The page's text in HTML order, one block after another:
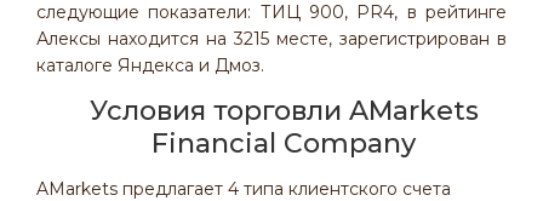
следующие показатели: ТИЦ 900, PR4, в рейтинге
Алексы находится на 3215 месте, зарегистрирован в
каталоге Яндекса и Дмоз.
Условия торговли AMarkets
Financial Company
AMarkets предлагает 4 типа клиентского счета